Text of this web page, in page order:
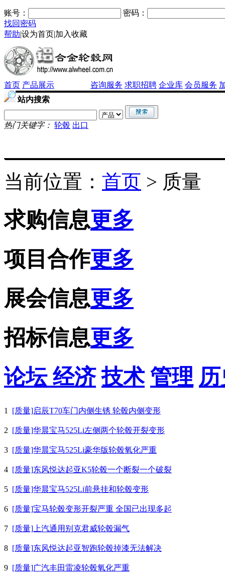
账号：
密码：
找回密码
帮助|设为首页|加入收藏
首页 产品展示 咨询服务 求职招聘 企业库 会员服务
站内搜索
热门关键字： 轮毂 出口
当前位置： 首页 > 质量
求购信息更多
项目合作更多
展会信息更多
招标信息更多
论坛经济 技术 管理
1 [质量]启辰T70车门内侧生锈 轮毂内侧变形
2 [质量]华晨宝马525Li左侧两个轮毂开裂变形
3 [质量]华晨宝马525Li豪华版轮毂氧化严重
4 [质量]东风悦达起亚K5轮毂一个断裂一个破裂
5 [质量]华晨宝马525Li前悬挂和轮毂变形
6 [质量]宝马轮毂变形开裂严重 全国已出现多起
7 [质量]上汽通用别克君威轮毂漏气
8 [质量]东风悦达起亚智跑轮毂掉漆无法解决
9 [质量]广汽丰田雷凌轮毂氧化严重